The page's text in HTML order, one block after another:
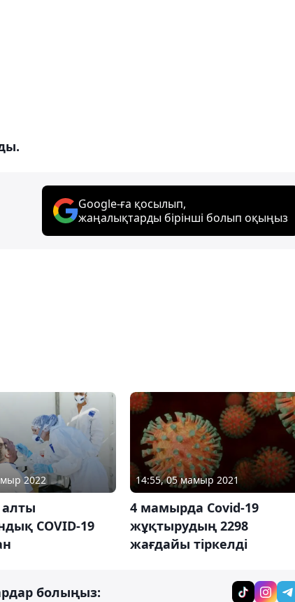
Google-ға қосылып,
жаңалықтарды бірінші болып оқыңыз
2022
алты
COVID-19
14:55, 05 мамыр 2021
4 мамырда Covid-19
жұқтырудың 2298
жағдайы тіркелді
болыңыз: